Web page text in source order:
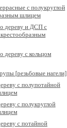
с полукруглой
шлицем
дереву и ДСП с
с кольцом
[резьбовые нагели]
с полупотайной
с полукруглой
с потайной